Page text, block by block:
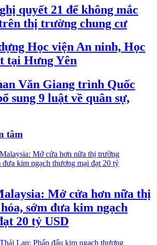
quyết 21 để không mắc
thị trường chung cư
Học viện An ninh, Học
tại Hưng Yên
Văn Giang trình Quốc
sung 9 luật về quân sự,
tâm
Mở cửa hơn nữa thị
sớm đưa kim ngạch
20 tỷ USD